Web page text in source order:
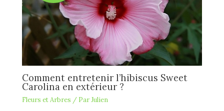
Comment entretenir l’hibiscus Sweet
Carolina en extérieur ?
Fleurs et Arbres / ParJulien